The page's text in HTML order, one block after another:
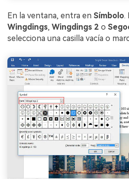
En la ventana, entra en Símbolo.
Wingdings, Wingdings 2 o
selecciona una casilla vacía o